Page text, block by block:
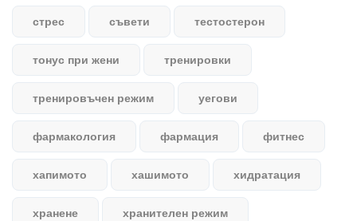
стрес съвети тестостерон
тонус при жени тренировки
тренировъчен режим уегови
фармакология фармация фитнес
хапимото хашимото хидратация
хранене хранителен режим